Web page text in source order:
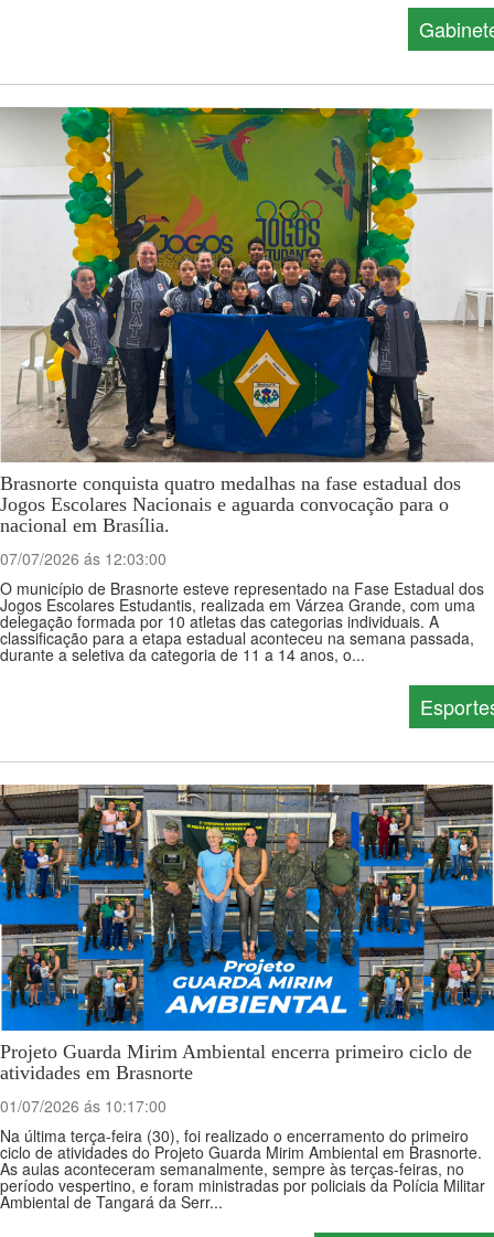
Brasnorte conquista quatro medalhas na fase estadual dos
Jogos Escolares Nacionais e aguarda convocação para o
nacional em Brasília.
07/07/2026 ás 12:03:00
O município de Brasnorte esteve representado na Fase Estadual dos
Jogos Escolares Estudantis, realizada em Várzea Grande, com uma
delegação formada por 10 atletas das categorias individuais. A
classificação para a etapa estadual aconteceu na semana passada,
durante a seletiva da categoria de 11 a 14 anos, o...
Projeto Guarda Mirim Ambiental encerra primeiro ciclo de
atividades em Brasnorte
01/07/2026 ás 10:17:00
Na última terça-feira (30), foi realizado o encerramento do primeiro
ciclo de atividades do Projeto Guarda Mirim Ambiental em Brasnorte.
As aulas aconteceram semanalmente, sempre às terças-feiras, no
período vespertino, e foram ministradas por policiais da Polícia Militar
Ambiental de Tangará da Serr...